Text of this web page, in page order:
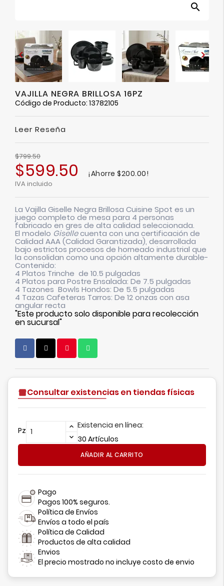
search
 
VAJILLA NEGRA BRILLOSA 16PZ
Código de Producto: 13782105
Leer Reseña
$799.50
$599.50 ¡Ahorre $200.00!
IVA incluido
La Vajilla Giselle Negra Brillosa Cuisine Spot es un
juego completo de mesa para 4 personas
fabricado en gres de alta calidad seleccionada.
El modelo Gisellecuenta con una certificación de
Calidad AAA (Calidad Garantizada), desarrollada
bajo estrictos procesos de horneado industrial que
la consolidan como una opción altamente durable-
Contenido:
4 Platos Trinche de 10.5 pulgadas
4 Platos para Postre Ensalada: De 7.5 pulgadas
4 Tazones Bowls Hondos: De 5.5 pulgadas
4 Tazas Cafeteras Tarros: De 12 onzas con asa
angular recta
"Este producto solo disponible para recolección
en sucursal"
Consultar existencias en tiendas físicas
Pz
Existencia en línea:
30 Artículos
AÑADIR AL CARRITO
Pago
Pagos 100% seguros.
Política de Envíos
Envíos a todo el país
Política de Calidad
Productos de alta calidad
Envios
El precio mostrado no incluye costo de envio